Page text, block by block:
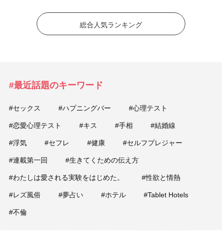
総合人気ランキング
#最近話題のキーワード
#セックス #ハプニングバー #心理テスト
#恋愛心理テスト #キス #手相 #結婚線
#浮気 #セフレ #健康 #セルフプレジャー
#連載第一回 #生きてくための伝え方
#わたしは愛される実験をはじめた。 #性欲と情熱
#レズ風俗 #夢占い #ホテル #Tablet Hotels
#不倫